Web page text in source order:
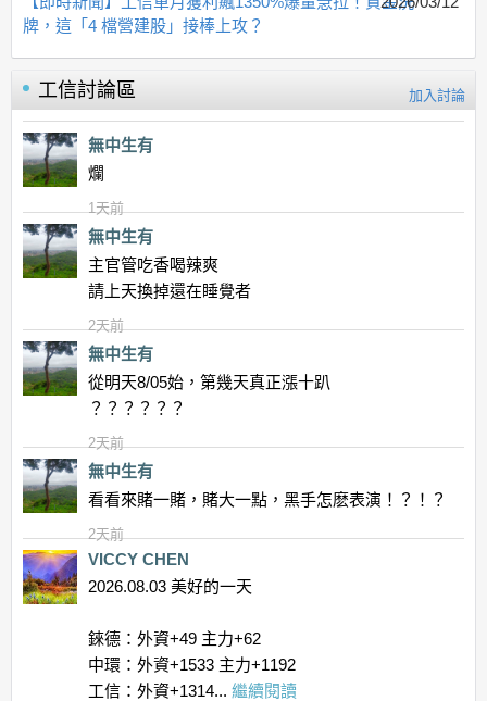
牌，這「4 檔營建股」接棒上攻？
工信討論區 加入討論
無中生有
爛
1天前
無中生有
主官管吃香喝辣爽
請上天換掉還在睡覺者
2天前
無中生有
從明天8/05始，第幾天真正漲十趴
？？？？？？
2天前
無中生有
看看來賭一賭，賭大一點，黑手怎麽表演！？！？
2天前
VICCY CHEN
2026.08.03 美好的一天
錸德：外資+49 主力+62
中環：外資+1533 主力+1192
工信：外資+1314... 繼續閱讀